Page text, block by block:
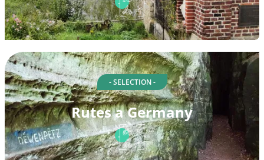
- SELECTION -
Rutes a Germany